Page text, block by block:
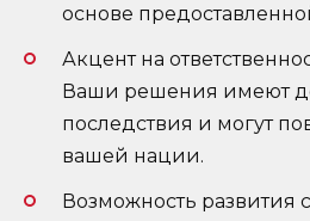
основе
Акцент на
Ваши решения имеют
последствия и могут
вашей нации.
Возможность развития